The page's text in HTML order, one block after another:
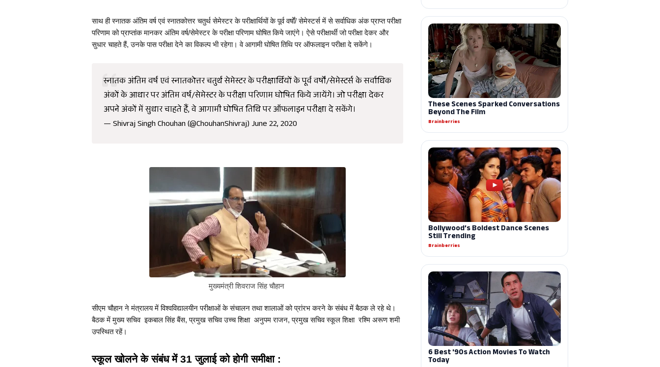
साथ ही स्नातक अंतिम वर्ष एवं स्नातकोत्तर चतुर्थ सेमेस्टर के परीक्षार्थियों के पूर्व वर्षों/ सेमेस्टर्स में से सर्वाधिक अंक प्राप्त परीक्षा
परिणाम को प्राप्तांक मानकर अंतिम वर्ष/सेमेस्टर के परीक्षा परिणाम घोषित किये जाएंगे। ऐसे परीक्षार्थी जो परीक्षा देकर और
सुधार चाहते हैं, उनके पास परीक्षा देने का विकल्प भी रहेगा। वे आगामी घोषित तिथि पर ऑफलाइन परीक्षा दे सकेंगे।
स्नातक अंतिम वर्ष एवं स्नातकोत्तर चतुर्थ सेमेस्टर के परीक्षार्थियों के पूर्व वर्षों/सेमेस्टर्स के सर्वाधिक
अंकों के आधार पर अंतिम वर्ष/सेमेस्टर के परीक्षा परिणाम घोषित किये जायेंगे। जो परीक्षा देकर
अपने अंकों में सुधार चाहते हैं, वे आगामी घोषित तिथि पर ऑफलाइन परीक्षा दे सकेंगे।
— Shivraj Singh Chouhan (@ChouhanShivraj) June 22, 2020
मुख्यमंत्री शिवराज सिंह चौहान
सीएम चौहान ने मंत्रालय में विश्वविद्यालयीन परीक्षाओं के संचालन तथा शालाओं को प्रांरभ करने के संबंध में बैठक ले रहे थे।
बैठक में मुख्य सचिव  इकबाल सिंह बैंस, प्रमुख सचिव उच्च शिक्षा  अनुपम राजन, प्रमुख सचिव स्कूल शिक्षा  रश्मि अरूण शमी
उपस्थित रहें।
स्कूल खोलने के संबंध में 31 जुलाई को होगी समीक्षा :